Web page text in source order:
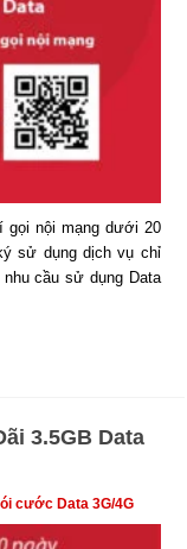
gọi nội mạng dưới 20
sử dụng dịch vụ chỉ
cầu sử dụng Data
3.5GB Data
cước Data 3G/4G